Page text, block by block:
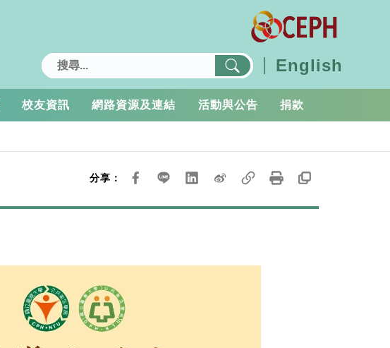
English
校友資訊 網路資源及連結 活動與公告 捐款
分享：